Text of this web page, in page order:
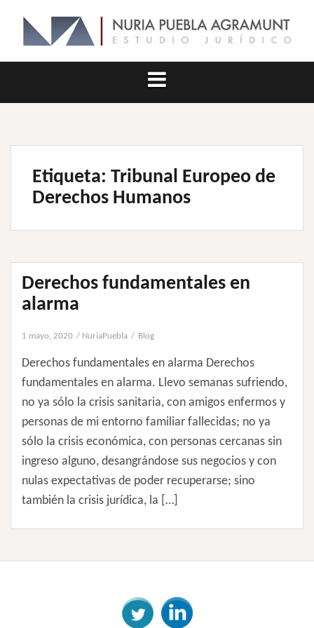
contenido
Etiqueta: Tribunal Europeo de
Derechos Humanos
Derechos fundamentales en
alarma
1 mayo, 2020 NuriaPuebla Blog
Derechos fundamentales en alarma Derechos
fundamentales en alarma. Llevo semanas sufriendo,
no ya sólo la crisis sanitaria, con amigos enfermos y
personas de mi entorno familiar fallecidas; no ya
sólo la crisis económica, con personas cercanas sin
ingreso alguno, desangrándose sus negocios y con
nulas expectativas de poder recuperarse; sino
también la crisis jurídica, la […]